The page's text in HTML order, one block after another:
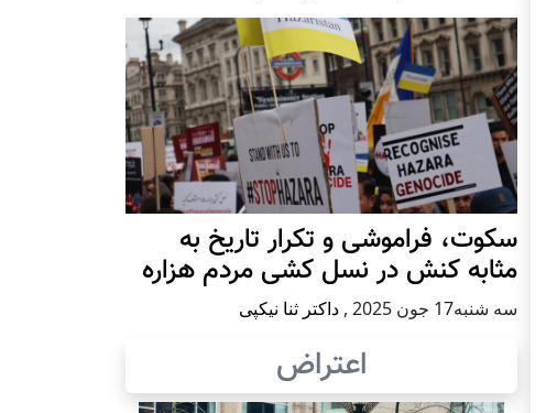
سکوت، فراموشی و تکرار تاريخ به
مثابه کنش در نسل کشی مردم هزاره
سه شنبه17 جون 2025 , داکتر ثنا نیکپی
اعتراض